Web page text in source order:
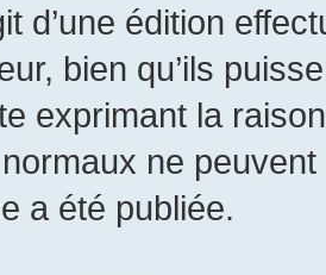
d’une édition
bien qu’ils
exprimant la
ne
a été publiée.